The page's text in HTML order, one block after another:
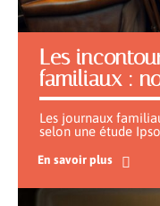
Les
familiaux :
Les journaux
selon une étude
En savoir plus